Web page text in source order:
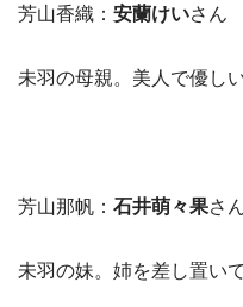
芳山香織： 安蘭けいさん
未羽の母親。美人で優し
芳山那帆： 石井萌々果さ
未羽の妹。姉を差し置い